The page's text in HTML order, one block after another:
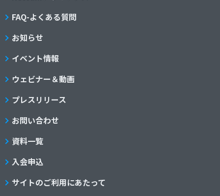
FAQ-よくある質問
お知らせ
イベント情報
ウェビナー＆動画
プレスリリース
お問い合わせ
資料一覧
入会申込
サイトのご利用にあたって